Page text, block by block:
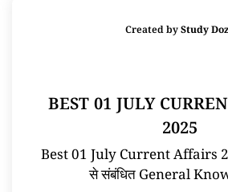
Created byStudy Doz
BEST 01 JULY
2025
Best 01 July Current Affairs
से संबंधित General